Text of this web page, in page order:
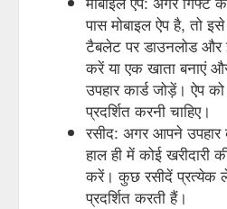
पास मोबाइल ऐप है, तो
टैबलेट पर डाउनलोड
करें या एक खाता बनाएं
उपहार कार्ड जोड़ें। ऐप
प्रदर्शित करनी चाहिए।
रसीद: अगर आपने उपहार
हाल ही में कोई खरीदारी
करें। कुछ रसीदें प्रत्येक
प्रदर्शित करती हैं।